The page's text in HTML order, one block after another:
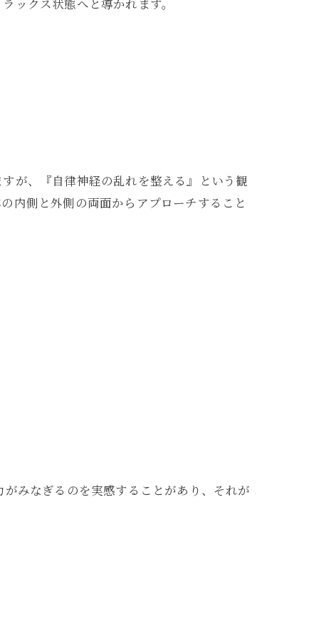
が、『自律神経の乱れを整える』という観
内側と外側の両面からアプローチすること
みなぎるのを実感することがあり、それが